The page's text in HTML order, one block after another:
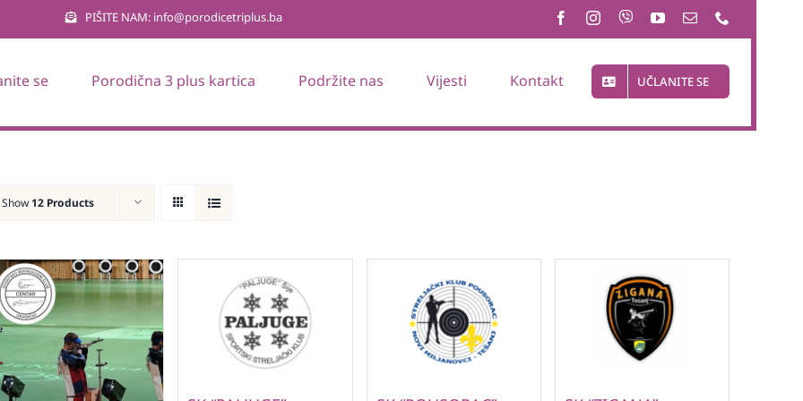
PIŠITE NAM: info@porodicetriplus.ba
se Porodična 3 plus kartica Podržite nas Vijesti Kontakt UČLANITE SE
Show 12 Products